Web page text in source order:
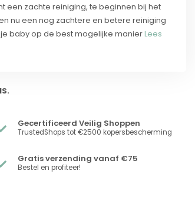
een zachte reiniging, te beginnen bij het
nu een nog zachtere en betere reiniging
baby op de best mogelijke manier Lees
Gecertificeerd Veilig Shoppen
TrustedShops tot €2500 kopersbescherming
Gratis verzending vanaf €75
Bestel en profiteer!